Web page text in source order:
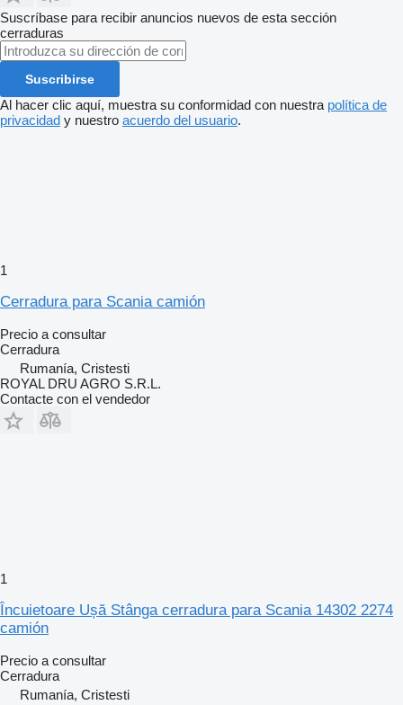
Suscríbase para recibir anuncios nuevos de esta sección
cerraduras
Suscribirse
Al hacer clic aquí, muestra su conformidad con nuestra política de
privacidad y nuestro acuerdo del usuario.
1
Cerradura para Scania camión
Precio a consultar
Cerradura
Rumanía, Cristesti
ROYAL DRU AGRO S.R.L.
Contacte con el vendedor
1
Încuietoare Ușă Stânga cerradura para Scania 14302 2274
camión
Precio a consultar
Cerradura
Rumanía, Cristesti